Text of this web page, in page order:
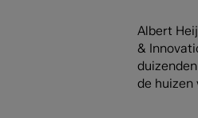
Albert
&
de huizen